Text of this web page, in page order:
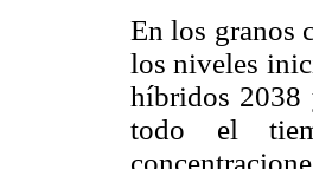
En los granos
los niveles
híbridos 2038
todo el